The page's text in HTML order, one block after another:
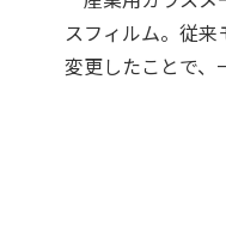
スフィルム。従
変更したことで、